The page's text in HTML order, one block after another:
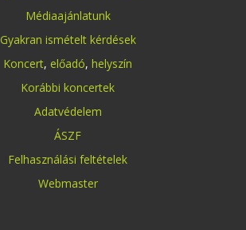
Médiaajánlatunk
Gyakran ismételt kérdések
Koncert, előadó, helyszín
Korábbi koncertek
Adatvédelem
ÁSZF
Felhasználási feltételek
Webmaster